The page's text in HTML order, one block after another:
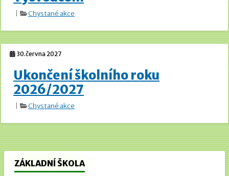
Chystané akce
30.června 2027
Ukončení školního roku
2026/2027
Chystané akce
ZÁKLADNÍ ŠKOLA